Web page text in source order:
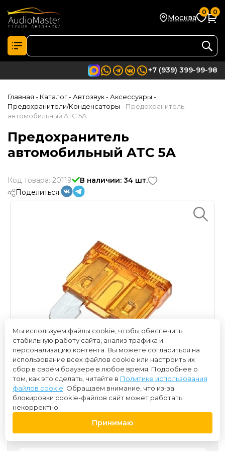
Москва
0 0
+7 (939) 399-99-98
Главная - Каталог- Автозвук- Аксессуары -
Предохранители/Конденсаторы - Предохранитель
автомобильный ATC 5A
Предохранитель
автомобильный ATC 5A
Код товара: 20119
В наличии: 34 шт.
Поделиться:
30 ₽
Мы используем файлы cookie, чтобы обеспечить
стабильную работу сайта, анализ трафика и
персонализацию контента. Вы можете согласиться на
использование всех файлов cookie или настроить их
сбор в своём браузере в любое время. Подробнее о
том, как это сделать, читайте в Политике использования
файлов cookie . Обращаем внимание, что из-за
блокировки cookie-файлов сайт может работать
некорректно.
Принимаю